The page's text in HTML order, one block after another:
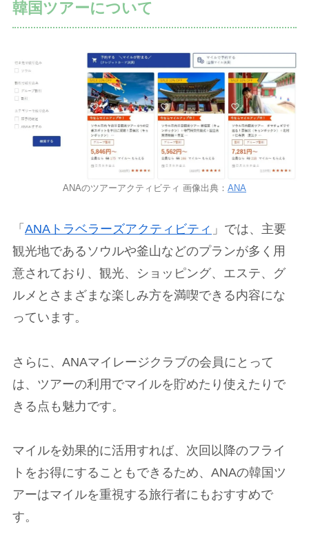
韓国ツアーについて
ANAのツアーアクティビティ 画像出典： ANA
「 ANAトラベラーズアクティビティ 」では、主要
観光地であるソウルや釜山などのプランが多く用
意されており、観光、ショッピング、エステ、グ
ルメとさまざまな楽しみ方を満喫できる内容にな
っています。
さらに、ANAマイレージクラブの会員にとって
は、ツアーの利用でマイルを貯めたり使えたりで
きる点も魅力です。
マイルを効果的に活用すれば、次回以降のフライ
トをお得にすることもできるため、ANAの韓国ツ
アーはマイルを重視する旅行者にもおすすめで
す。